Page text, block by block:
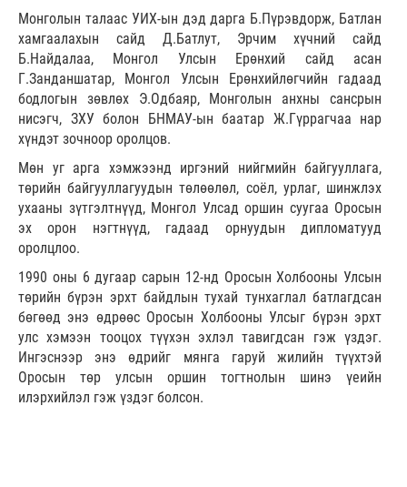
Монголын талаас УИХ-ын дэд дарга Б.Пүрэвдорж, Батлан
хамгаалахын сайд Д.Батлут, Эрчим хүчний сайд
Б.Найдалаа, Монгол Улсын Ерөнхий сайд асан
Г.Занданшатар, Монгол Улсын Ерөнхийлөгчийн гадаад
бодлогын зөвлөх Э.Одбаяр, Монголын анхны сансрын
нисэгч, ЗХУ болон БНМАУ-ын баатар Ж.Гүррагчаа нар
хүндэт зочноор оролцов.
Мөн уг арга хэмжээнд иргэний нийгмийн байгууллага,
төрийн байгууллагуудын төлөөлөл, соёл, урлаг, шинжлэх
ухааны зүтгэлтнүүд, Монгол Улсад оршин суугаа Оросын
эх орон нэгтнүүд, гадаад орнуудын дипломатууд
оролцлоо.
1990 оны 6 дугаар сарын 12-нд Оросын Холбооны Улсын
төрийн бүрэн эрхт байдлын тухай тунхаглал батлагдсан
бөгөөд энэ өдрөөс Оросын Холбооны Улсыг бүрэн эрхт
улс хэмээн тооцох түүхэн эхлэл тавигдсан гэж үздэг.
Ингэснээр энэ өдрийг мянга гаруй жилийн түүхтэй
Оросын төр улсын оршин тогтнолын шинэ үеийн
илэрхийлэл гэж үздэг болсон.